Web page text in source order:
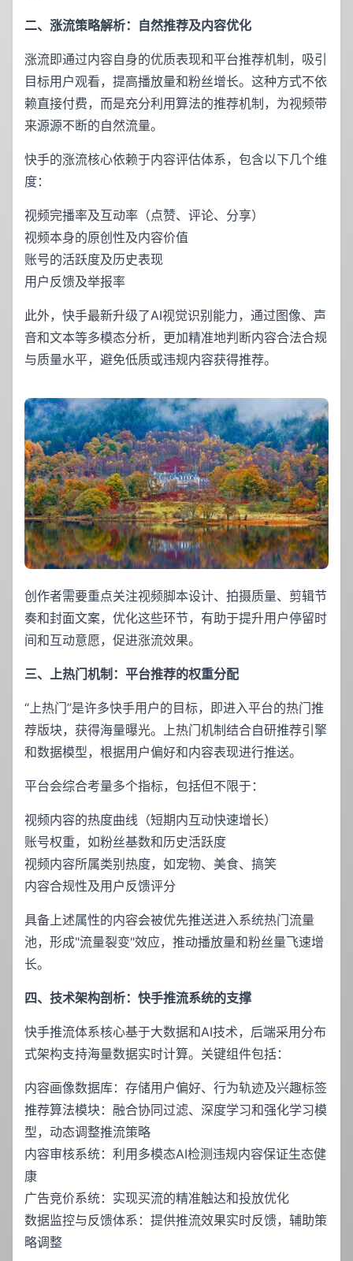
二、涨流策略解析：自然推荐及内容优化
涨流即通过内容自身的优质表现和平台推荐机制，吸引
目标用户观看，提高播放量和粉丝增长。这种方式不依
赖直接付费，而是充分利用算法的推荐机制，为视频带
来源源不断的自然流量。
快手的涨流核心依赖于内容评估体系，包含以下几个维
度：
视频完播率及互动率（点赞、评论、分享）
视频本身的原创性及内容价值
账号的活跃度及历史表现
用户反馈及举报率
此外，快手最新升级了AI视觉识别能力，通过图像、声
音和文本等多模态分析，更加精准地判断内容合法合规
与质量水平，避免低质或违规内容获得推荐。
创作者需要重点关注视频脚本设计、拍摄质量、剪辑节
奏和封面文案，优化这些环节，有助于提升用户停留时
间和互动意愿，促进涨流效果。
三、上热门机制：平台推荐的权重分配
“上热门”是许多快手用户的目标，即进入平台的热门推
荐版块，获得海量曝光。上热门机制结合自研推荐引擎
和数据模型，根据用户偏好和内容表现进行推送。
平台会综合考量多个指标，包括但不限于：
视频内容的热度曲线（短期内互动快速增长）
账号权重，如粉丝基数和历史活跃度
视频内容所属类别热度，如宠物、美食、搞笑
内容合规性及用户反馈评分
具备上述属性的内容会被优先推送进入系统热门流量
池，形成"流量裂变"效应，推动播放量和粉丝量飞速增
长。
四、技术架构剖析：快手推流系统的支撑
快手推流体系核心基于大数据和AI技术，后端采用分布
式架构支持海量数据实时计算。关键组件包括：
内容画像数据库：存储用户偏好、行为轨迹及兴趣标签
推荐算法模块：融合协同过滤、深度学习和强化学习模
型，动态调整推流策略
内容审核系统：利用多模态AI检测违规内容保证生态健
康
广告竞价系统：实现买流的精准触达和投放优化
数据监控与反馈体系：提供推流效果实时反馈，辅助策
略调整